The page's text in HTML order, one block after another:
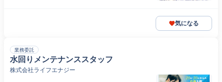
気になる
業務委託
水回りメンテナンススタッフ
株式会社ライフエナジー